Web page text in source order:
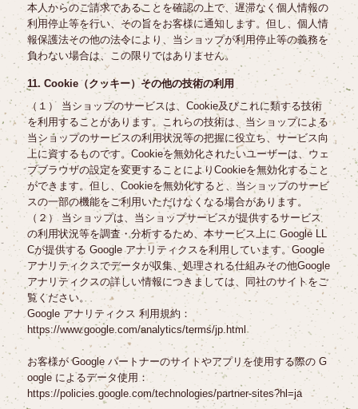
本人からのご請求であることを確認の上で、遅滞なく個人情報の
利用停止等を行い、その旨をお客様に通知します。但し、個人情
報保護法その他の法令により、当ショップが利用停止等の義務を
負わない場合は、この限りではありません。
11. Cookie（クッキー）その他の技術の利用
（１） 当ショップのサービスは、Cookie及びこれに類する技術
を利用することがあります。これらの技術は、当ショップによる
当ショップのサービスの利用状況等の把握に役立ち、サービス向
上に資するものです。Cookieを無効化されたいユーザーは、ウェ
ブブラウザの設定を変更することによりCookieを無効化すること
ができます。但し、Cookieを無効化すると、当ショップのサービ
スの一部の機能をご利用いただけなくなる場合があります。
（２） 当ショップは、当ショップサービスが提供するサービス
の利用状況等を調査・分析するため、本サービス上に Google LL
Cが提供する Google アナリティクスを利用しています。Google
アナリティクスでデータが収集、処理される仕組みその他Google
アナリティクスの詳しい情報につきましては、同社のサイトをご
覧ください。
Google アナリティクス 利用規約：
https://www.google.com/analytics/terms/jp.html
お客様が Google パートナーのサイトやアプリを使用する際の G
oogle によるデータ使用：
https://policies.google.com/technologies/partner-sites?hl=ja